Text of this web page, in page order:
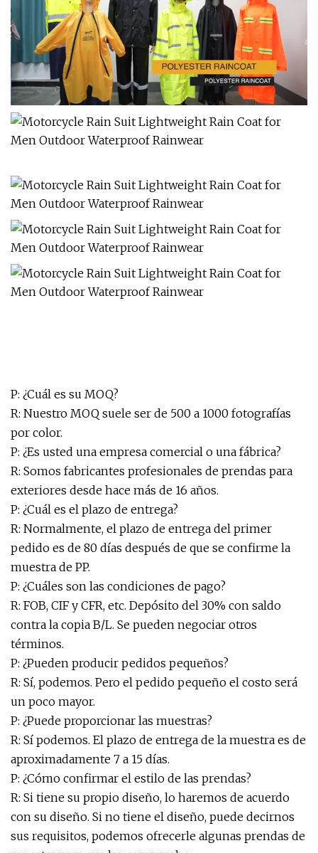
P: ¿Cuál es su MOQ?
R: Nuestro MOQ suele ser de 500 a 1000 fotografías
por color.
P: ¿Es usted una empresa comercial o una fábrica?
R: Somos fabricantes profesionales de prendas para
exteriores desde hace más de 16 años.
P: ¿Cuál es el plazo de entrega?
R: Normalmente, el plazo de entrega del primer
pedido es de 80 días después de que se confirme la
muestra de PP.
P: ¿Cuáles son las condiciones de pago?
R: FOB, CIF y CFR, etc. Depósito del 30% con saldo
contra la copia B/L. Se pueden negociar otros
términos.
P: ¿Pueden producir pedidos pequeños?
R: Sí, podemos. Pero el pedido pequeño el costo será
un poco mayor.
P: ¿Puede proporcionar las muestras?
R: Sí podemos. El plazo de entrega de la muestra es de
aproximadamente 7 a 15 días.
P: ¿Cómo confirmar el estilo de las prendas?
R: Si tiene su propio diseño, lo haremos de acuerdo
con su diseño. Si no tiene el diseño, puede decirnos
sus requisitos, podemos ofrecerle algunas prendas de